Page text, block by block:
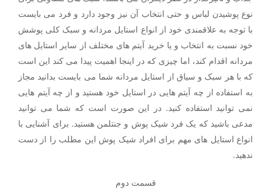
نوع پوشیدن لباس و حتی انتخاب آن نیز وجود دارد و فرد می بایست
با توجه به علاقمندی خود از انواع استایل مردانه و سبک کلی پوشش
خود نسبت به انتخاب و یا خرید آیتم های مختلف از سایر استایل های
مردانه اقدام کند، اما چیزی که در اینجا اهمیت پیدا می کند این است
که با هر سبک و سیاق از استایل مردانه شما می بایست بدانید مجاز
به استفاده از چه آیتم هایی در استایل خود هستید و از چه آیتم هایی
نمی توانید استفاده کنید. در این صورت است که شما می توانید
مدعی باشید که یک فرد شیک پوش و جنتلمن هستید. برای آشنایی با
انواع استایل های مهم برای افراد شیک پوش این مطلب را از دست
ندهید.
قسمت دوم